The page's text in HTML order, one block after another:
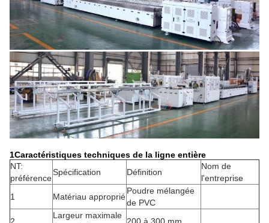
1Caractéristiques techniques de la ligne entière
NT:
préférence
Spécification Définition
Nom de
l'entreprise
1
Matériau approprié
Poudre mélangée
de PVC
2
Largeur maximale
200 à 300 mm